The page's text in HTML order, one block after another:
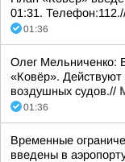
01:31.
01:36
Олег Мельниченко:
«Ковёр». Действуют
воздушных судов.//
01:36
Временные
введены в